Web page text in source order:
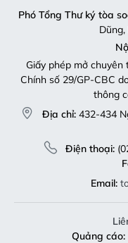
Phó Tổng Thư ký tòa
Giấy phép mở chuyên
Chính số 29/GP-CBC
thông
Địa chỉ: 432-434
Điện thoại:
Email:
Quảng cáo: